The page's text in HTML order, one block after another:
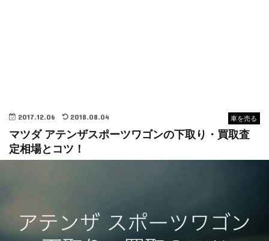
車を売る
2017.12.06 2018.08.04
マツダ アテンザスポーツワゴンの下取り・買取査
定相場とコツ！